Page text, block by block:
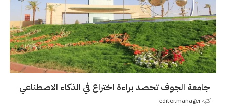
جامعة الجوف تحصد براءة اختراع في الذكاء الاصطناعي
كتبهeditor.manager